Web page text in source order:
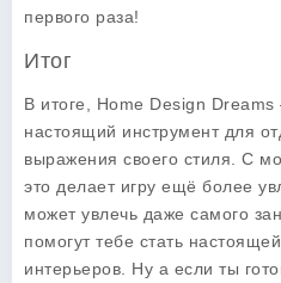
первого раза!
Итог
В итоге, Home Design Dreams
настоящий инструмент для
выражения своего стиля. С
это делает игру ещё более
может увлечь даже самого
помогут тебе стать
интерьеров. Ну а если ты